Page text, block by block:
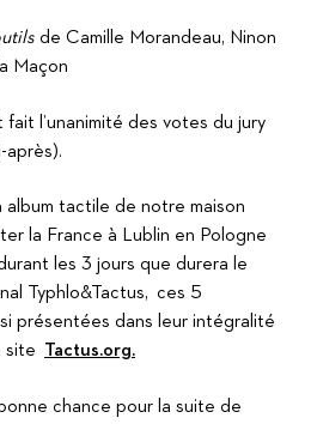
de Camille Morandeau, Ninon
Maçon
fait l’unanimité des votes du jury
après).
album tactile de notre maison
la France à Lublin en Pologne
les 3 jours que durera le
Typhlo&Tactus, ces 5
présentées dans leur intégralité
site Tactus.org.
chance pour la suite de